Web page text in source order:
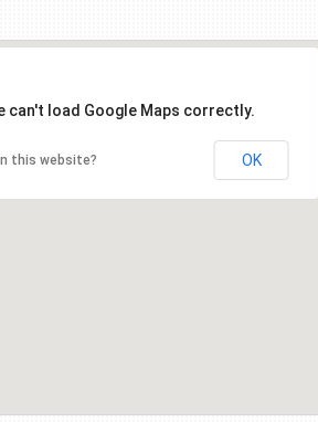
can't load Google Maps correctly.
this website? OK